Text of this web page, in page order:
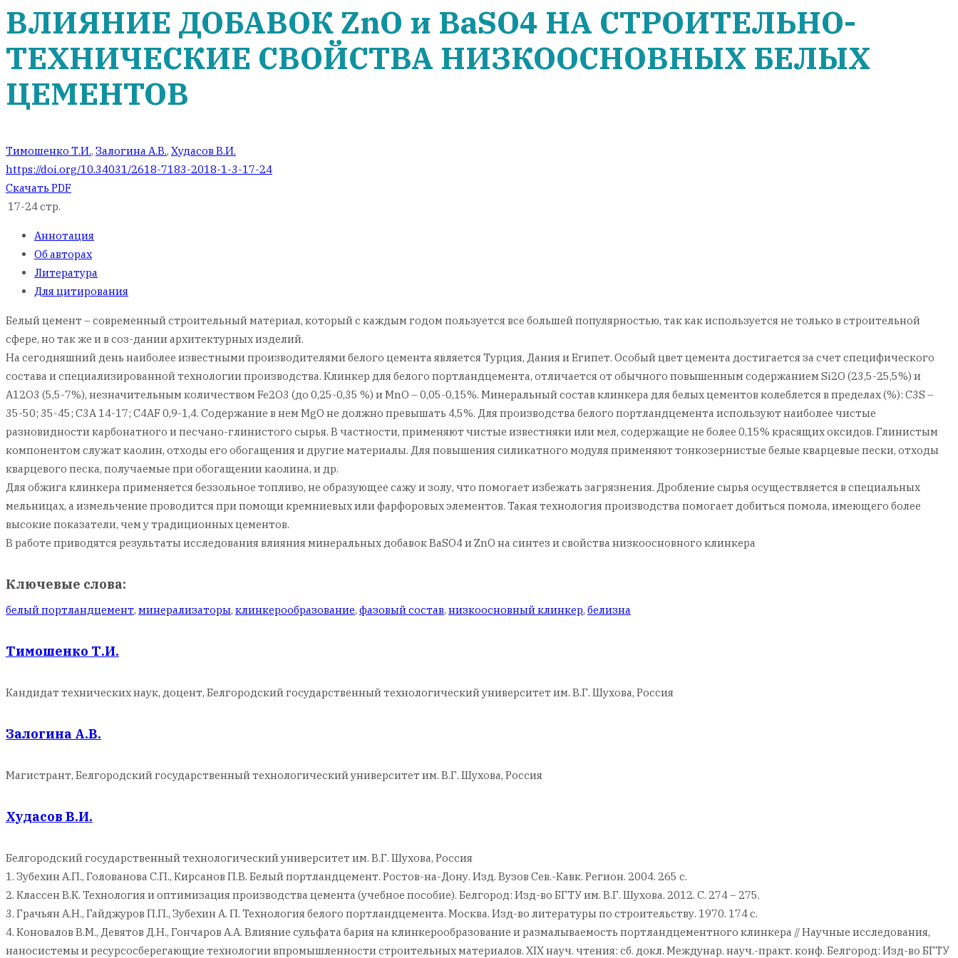
ВЛИЯНИЕ ДОБАВОК ZnO и BaSO4 НА СТРОИТЕЛЬНО-
ТЕХНИЧЕСКИЕ СВОЙСТВА НИЗКООСНОВНЫХ БЕЛЫХ
ЦЕМЕНТОВ
Тимошенко Т.И., Залогина А.В., Худасов В.И.
https://doi.org/10.34031/2618-7183-2018-1-3-17-24
Скачать PDF
17-24 стр.
Аннотация
Об авторах
Литература
Для цитирования
Белый цемент – современный строительный материал, который с каждым годом пользуется все большей популярностью, так как используется не только в строительной
сфере, но так же и в соз-дании архитектурных изделий.
На сегодняшний день наиболее известными производителями белого цемента является Турция, Дания и Египет. Особый цвет цемента достигается за счет специфического
состава и специализированной технологии производства. Клинкер для белого портландцемента, отличается от обычного повышенным содержанием Si2O (23,5-25,5%) и
А12O3 (5,5-7%), незначительным количеством Fe2O3 (до 0,25-0,35 %) и MnO – 0,05-0,15%. Минеральный состав клинкера для белых цементов колеблется в пределах (%): C3S –
35-50; 35-45; С3А 14-17; C4AF 0,9-1,4. Содержание в нем MgO не должно превышать 4,5%. Для производства белого портландцемента используют наиболее чистые
разновидности карбонатного и песчано-глинистого сырья. В частности, применяют чистые известняки или мел, содержащие не более 0,15% красящих оксидов. Глинистым
компонентом служат каолин, отходы его обогащения и другие материалы. Для повышения силикатного модуля применяют тонкозернистые белые кварцевые пески, отходы
кварцевого песка, получаемые при обогащении каолина, и др.
Для обжига клинкера применяется беззольное топливо, не образующее сажу и золу, что помогает избежать загрязнения. Дробление сырья осуществляется в специальных
мельницах, а измельчение проводится при помощи кремниевых или фарфоровых элементов. Такая технология производства помогает добиться помола, имеющего более
высокие показатели, чем у традиционных цементов.
В работе приводятся результаты исследования влияния минеральных добавок BaSO4 и ZnO на синтез и свойства низкоосновного клинкера
Ключевые слова:
белый портландцемент, минерализаторы, клинкерообразование, фазовый состав, низкоосновный клинкер, белизна
Тимошенко Т.И.
Кандидат технических наук, доцент, Белгородский государственный технологический университет им. В.Г. Шухова, Россия
Залогина А.В.
Магистрант, Белгородский государственный технологический университет им. В.Г. Шухова, Россия
Худасов В.И.
Белгородский государственный технологический университет им. В.Г. Шухова, Россия
1. Зубехин А.П., Голованова С.П., Кирсанов П.В. Белый портландцемент. Ростов-на-Дону. Изд. Вузов Сев.-Кавк. Регион. 2004. 265 с.
2. Классен В.К. Технология и оптимизация производства цемента (учебное пособие). Белгород: Изд-во БГТУ им. В.Г. Шухова. 2012. С. 274 – 275.
3. Грачьян А.Н., Гайджуров П.П., Зубехин А. П. Технология белого портландцемента. Москва. Изд-во литературы по строительству. 1970. 174 с.
4. Коновалов В.М., Девятов Д.Н., Гончаров А.А. Влияние сульфата бария на клинкерообразование и размалываемость портландцементного клинкера // Научные исследования,
наносистемы и ресурсосберегающие технологии впромышленности строительных материалов. XIX науч. чтения: сб. докл. Междунар. науч.-практ. конф. Белгород: Изд-во БГТУ